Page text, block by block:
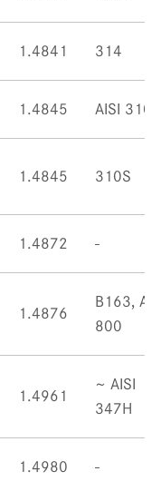
1.4841 314
1.4845 AISI 310S
1.4845 310S
1.4872
1.4876
B163,
800
1.4961
~ AISI
347H
1.4980